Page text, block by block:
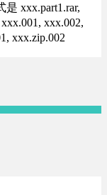
xxx.part1.rar,
xxx.002,
xxx.zip.002